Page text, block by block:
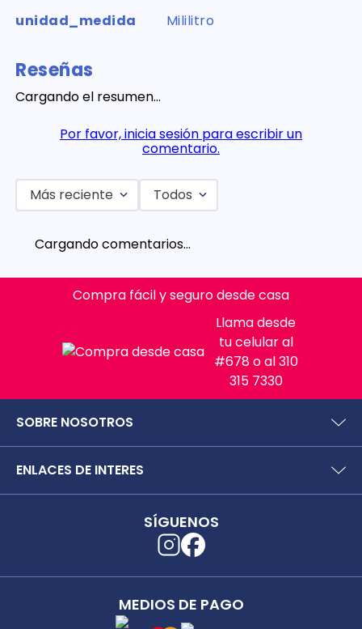
unidad_medida
Mililitro
Reseñas
Cargando el resumen…
Por favor, inicia sesión para escribir un
comentario.
Más reciente Todos
Cargando comentarios…
Compra fácil y seguro desde casa
Llama desde
tu celular al
#678 o al 310
315 7330
SOBRE NOSOTROS
Preguntas frecuentes
Políticas y términos de uso
Términos y condiciones puntos saludables
Separata digital
ENLACES DE INTERES
Secretaría de Salud de Antioquia
SÍGUENOS
MEDIOS DE PAGO